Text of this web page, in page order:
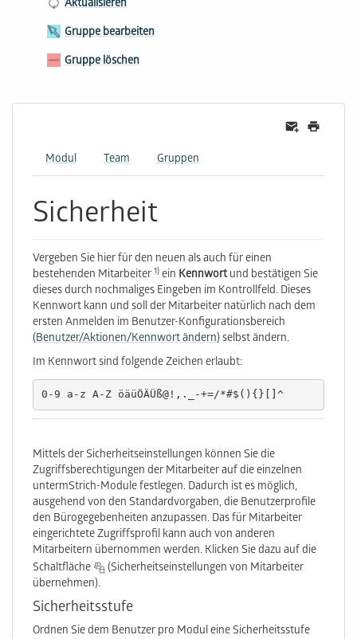
Aktualisieren
Gruppe bearbeiten
Gruppe löschen
Modul Team Gruppen
Sicherheit
Vergeben Sie hier für den neuen als auch für einen
bestehenden Mitarbeiter 1) ein Kennwortund bestätigen Sie
dieses durch nochmaliges Eingeben im Kontrollfeld. Dieses
Kennwort kann und soll der Mitarbeiter natürlich nach dem
ersten Anmelden im Benutzer-Konﬁgurationsbereich
(Benutzer/Aktionen/Kennwort ändern) selbst ändern.
Im Kennwort sind folgende Zeichen erlaubt:
0-9 a-z A-Z öäüÖÄÜß@!,._-+=/*#$(){}[]^
Mittels der Sicherheitseinstellungen können Sie die
Zugriffsberechtigungen der Mitarbeiter auf die einzelnen
untermStrich-Module festlegen. Dadurch ist es möglich,
ausgehend von den Standardvorgaben, die Benutzerprofile
den Bürogegebenheiten anzupassen. Das für Mitarbeiter
eingerichtete Zugriffsprofil kann auch von anderen
Mitarbeitern übernommen werden. Klicken Sie dazu auf die
Schaltfläche
(Sicherheitseinstellungen von Mitarbeiter
übernehmen).
Sicherheitsstufe
Ordnen Sie dem Benutzer pro Modul eine Sicherheitsstufe